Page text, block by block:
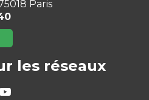
Paris
les réseaux